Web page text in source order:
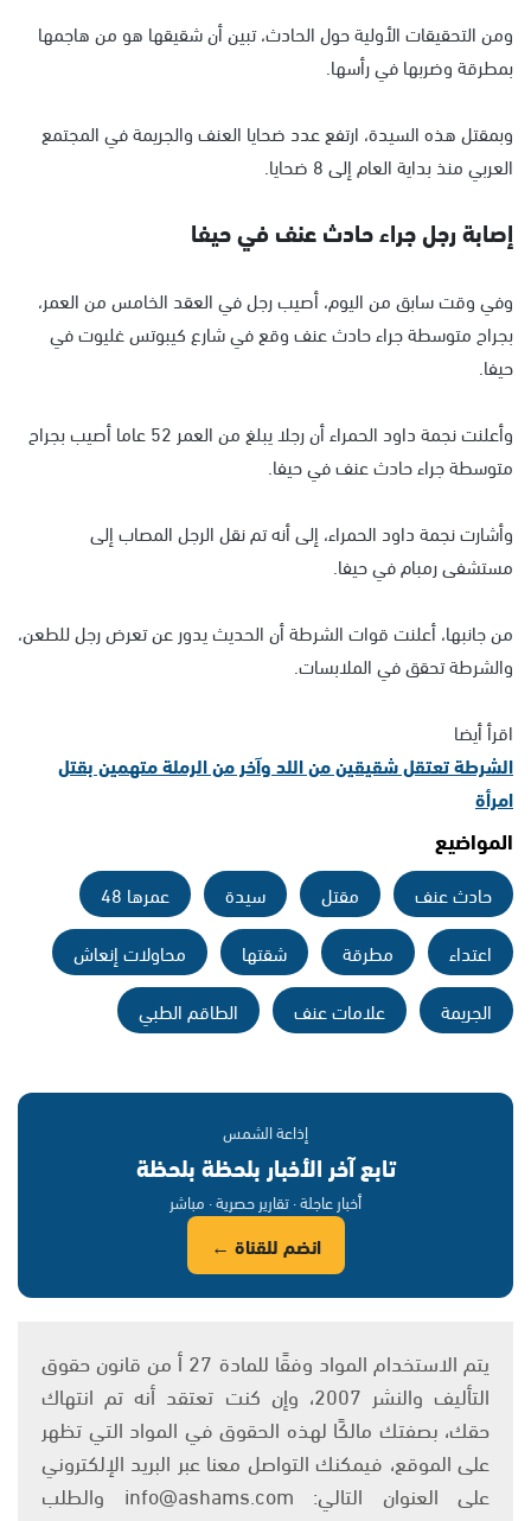
ومن التحقيقات الأولية حول الحادث، تبين أن شقيقها هو من هاجمها
بمطرقة وضربها في رأسها.
وبمقتل هذه السيدة، ارتفع عدد ضحايا العنف والجريمة في المجتمع
العربي منذ بداية العام إلى 8 ضحايا.
إصابة رجل جراء حادث عنف في حيفا
وفي وقت سابق من اليوم، أصيب رجل في العقد الخامس من العمر،
بجراح متوسطة جراء حادث عنف وقع في شارع كيبوتس غليوت في
حيفا.
وأعلنت نجمة داود الحمراء أن رجلا يبلغ من العمر 52 عاما أصيب بجراح
متوسطة جراء حادث عنف في حيفا.
وأشارت نجمة داود الحمراء، إلى أنه تم نقل الرجل المصاب إلى
مستشفى رمبام في حيفا.
من جانبها، أعلنت قوات الشرطة أن الحديث يدور عن تعرض رجل للطعن،
والشرطة تحقق في الملابسات.
اقرأ أيضا
الشرطة تعتقل شقيقين من اللد وآخر من الرملة متهمين بقتل
امرأة
المواضيع
حادث عنف مقتل سيدة
عمرها 48
اعتداء
مطرقة شقتها
محاولات إنعاش
الجريمة
علامات عنف الطاقم الطبي
إذاعة الشمس
تابع آخر الأخبار بلحظة بلحظة
أخبار عاجلة · تقارير حصرية · مباشر
انضم للقناة ←
يتم الاستخدام المواد وفقًا للمادة 27 أ من قانون حقوق
التأليف والنشر 2007، وإن كنت تعتقد أنه تم انتهاك
حقك، بصفتك مالكًا لهذه الحقوق في المواد التي تظهر
على الموقع، فيمكنك التواصل معنا عبر البريد الإلكتروني
على العنوان التالي: info@ashams.com والطلب